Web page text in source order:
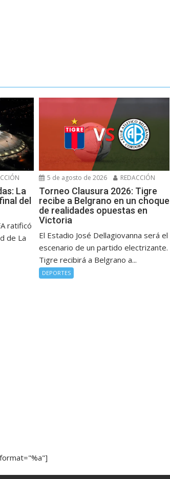
La
del
ratificó
de La
5 de agosto de 2026 REDACCIÓN
Torneo Clausura 2026: Tigre
recibe a Belgrano en un choque
de realidades opuestas en
Victoria
El Estadio José Dellagiovanna será el
escenario de un partido electrizante.
Tigre recibirá a Belgrano a...
DEPORTES